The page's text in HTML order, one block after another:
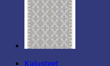
Kalusteet